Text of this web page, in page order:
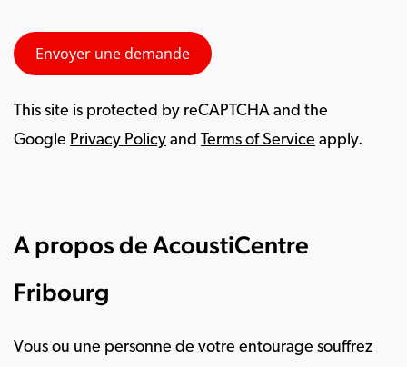
This site is protected by reCAPTCHA and the
Google Privacy Policy and Terms of Service apply.
A propos de AcoustiCentre
Fribourg
Vous ou une personne de votre entourage souffrez